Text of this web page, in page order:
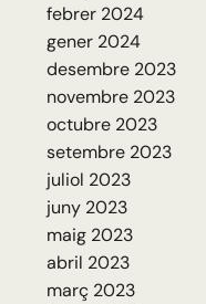
febrer 2024
gener 2024
desembre 2023
novembre 2023
octubre 2023
setembre 2023
juliol 2023
juny 2023
maig 2023
abril 2023
març 2023